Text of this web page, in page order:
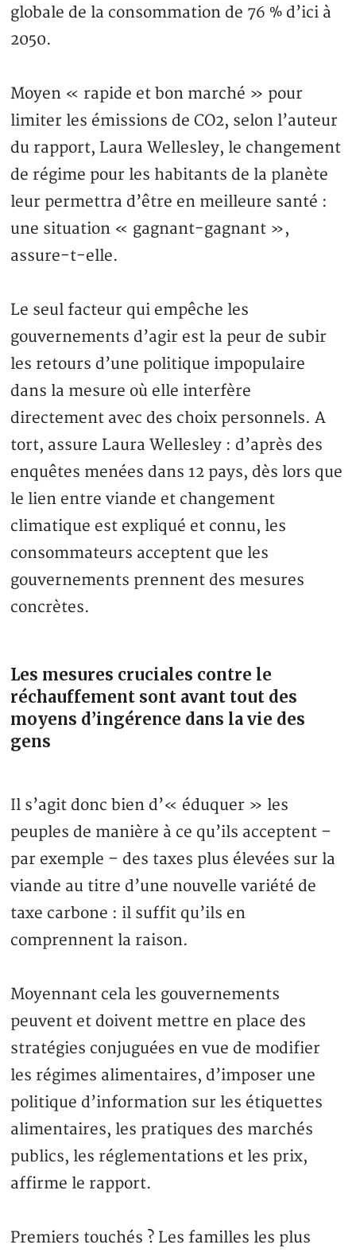
globale de la consommation de 76 % d’ici à
2050.
Moyen « rapide et bon marché » pour
limiter les émissions de CO2, selon l’auteur
du rapport, Laura Wellesley, le changement
de régime pour les habitants de la planète
leur permettra d’être en meilleure santé :
une situation « gagnant-gagnant »,
assure-t-elle.
Le seul facteur qui empêche les
gouvernements d’agir est la peur de subir
les retours d’une politique impopulaire
dans la mesure où elle interfère
directement avec des choix personnels. A
tort, assure Laura Wellesley : d’après des
enquêtes menées dans 12 pays, dès lors que
le lien entre viande et changement
climatique est expliqué et connu, les
consommateurs acceptent que les
gouvernements prennent des mesures
concrètes.
Les mesures cruciales contre le
réchauffement sont avant tout des
moyens d’ingérence dans la vie des
gens
Il s’agit donc bien d’« éduquer » les
peuples de manière à ce qu’ils acceptent –
par exemple – des taxes plus élevées sur la
viande au titre d’une nouvelle variété de
taxe carbone : il suffit qu’ils en
comprennent la raison.
Moyennant cela les gouvernements
peuvent et doivent mettre en place des
stratégies conjuguées en vue de modifier
les régimes alimentaires, d’imposer une
politique d’information sur les étiquettes
alimentaires, les pratiques des marchés
publics, les réglementations et les prix,
affirme le rapport.
Premiers touchés ? Les familles les plus